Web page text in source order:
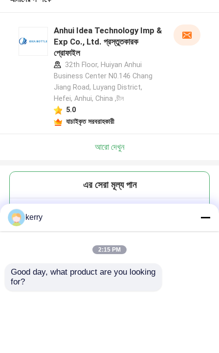
Anhui Idea Technology Imp &
Exp Co., Ltd. প্রস্তুতকারক
প্রোফাইল
32th Floor, Huiyan Anhui
Business Center N0.146 Chang
Jiang Road, Luyang District,
Hefei, Anhui, China ,চীন
5.0
যাচাইকৃত সরবরাহকারী
আরো দেখুন
এর সেরা মূল্য পান
kerry
2:15 PM
Good day, what product are you looking
for?